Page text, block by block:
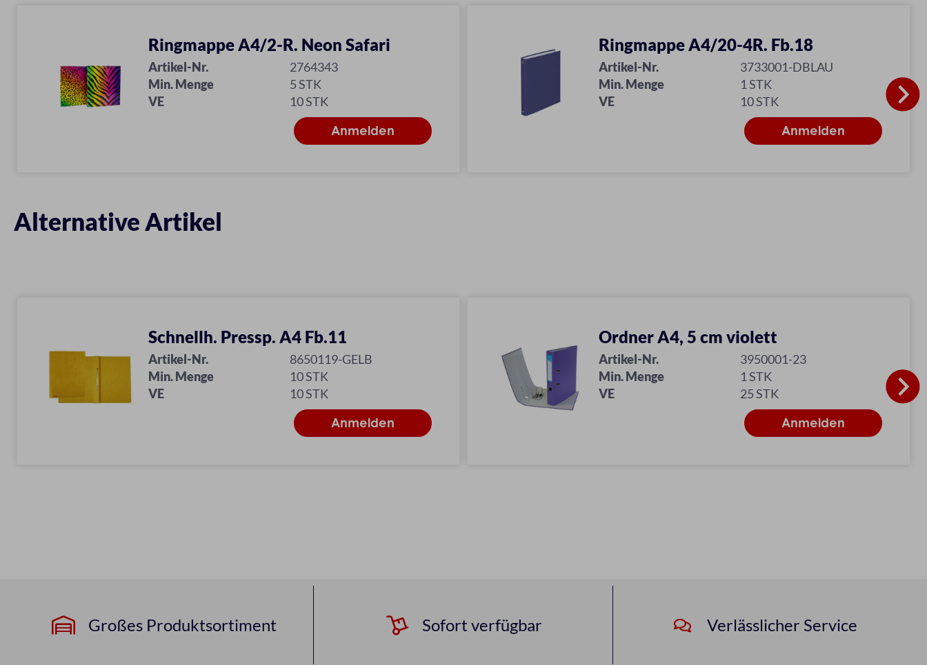
Ringmappe A4/2-R. Neon Safari
Artikel-Nr.
2764343
Min. Menge
5 STK
VE
10 STK
Ringmappe A4/20-4R. Fb.18
Artikel-Nr.
3733001-DBLAU
Min. Menge
1 STK
VE
10 STK
Alternative Artikel
Schnellh. Pressp. A4 Fb.11
Artikel-Nr.
8650119-GELB
Min. Menge
10 STK
VE
10 STK
Ordner A4, 5 cm violett
Artikel-Nr.
3950001-23
Min. Menge
1 STK
VE
25 STK
Großes Produktsortiment Sofort verfügbar Verlässlicher Service